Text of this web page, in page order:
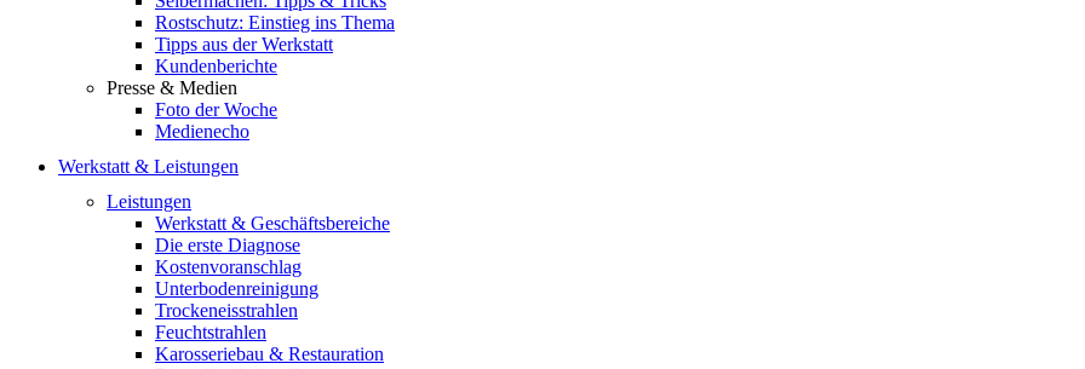
Rostschutz: Einstieg ins Thema
Tipps aus der Werkstatt
Kundenberichte
Presse & Medien
Foto der Woche
Medienecho
Werkstatt & Leistungen
Leistungen
Werkstatt & Geschäftsbereiche
Die erste Diagnose
Kostenvoranschlag
Unterbodenreinigung
Trockeneisstrahlen
Feuchtstrahlen
Karosseriebau & Restauration